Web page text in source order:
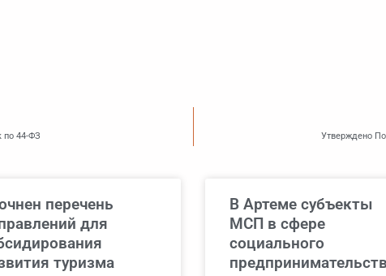
по 44-ФЗ Утверждено
перечень
для
туризма
В Артеме субъекты
МСП в сфере
социального